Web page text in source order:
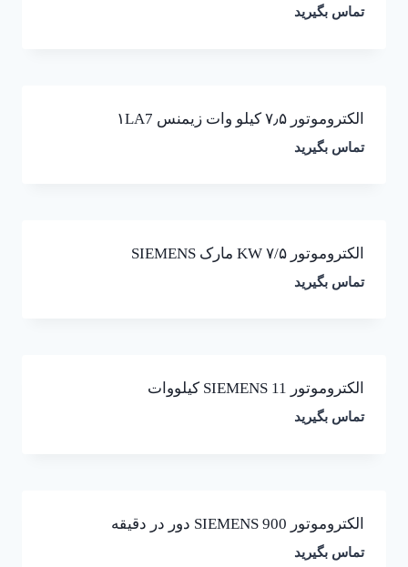
تماس بگیرید
الکتروموتور ۷٫۵ کیلو وات زیمنس ۱LA7
تماس بگیرید
الکتروموتور ۷/۵ KW مارک SIEMENS
تماس بگیرید
الکتروموتور SIEMENS 11 کیلووات
تماس بگیرید
الکتروموتور SIEMENS 900 دور در دقیقه
تماس بگیرید